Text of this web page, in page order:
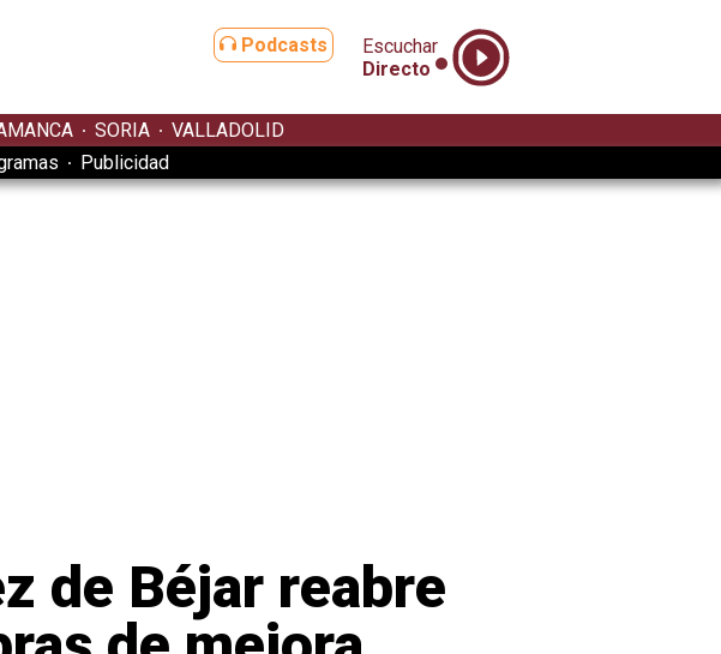
Podcasts
Escuchar
Directo
SORIA
VALLADOLID
Publicidad
de Béjar reabre